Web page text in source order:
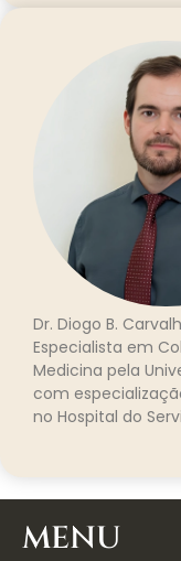
Dr. Diogo B.
Especialista em
Medicina pela
com
no Hospital do
MENU